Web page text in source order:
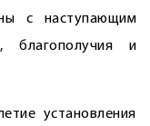
с наступающим
и
установления